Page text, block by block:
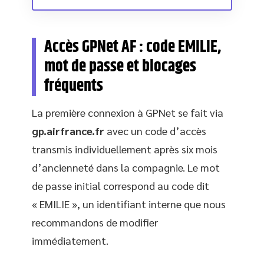
Accès GPNet AF : code EMILIE,
mot de passe et blocages
fréquents
La première connexion à GPNet se fait via
gp.airfrance.fr avec un code d’accès
transmis individuellement après six mois
d’ancienneté dans la compagnie. Le mot
de passe initial correspond au code dit
« EMILIE », un identifiant interne que nous
recommandons de modifier
immédiatement.